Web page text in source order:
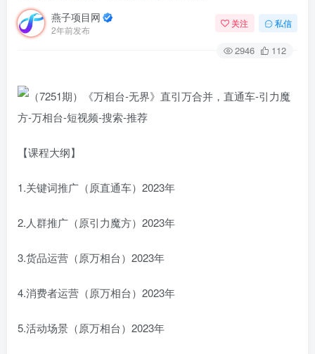
燕子项目网
2年前发布
关注 私信
2946 112
【课程大纲】
1.关键词推广（原直通车）2023年
2.人群推广（原引力魔方）2023年
3.货品运营（原万相台）2023年
4.消费者运营（原万相台）2023年
5.活动场景（原万相台）2023年